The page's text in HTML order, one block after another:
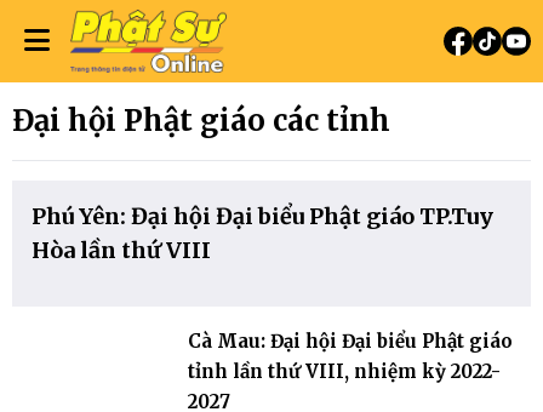
Đại hội Phật giáo các tỉnh
Phú Yên: Đại hội Đại biểu Phật giáo TP.Tuy
Hòa lần thứ VIII
Cà Mau: Đại hội Đại biểu Phật giáo
tỉnh lần thứ VIII, nhiệm kỳ 2022-
2027